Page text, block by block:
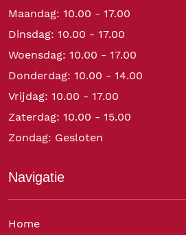
Maandag: 10.00 - 17.00
Dinsdag: 10.00 - 17.00
Woensdag: 10.00 - 17.00
Donderdag: 10.00 - 14.00
Vrijdag: 10.00 - 17.00
Zaterdag: 10.00 - 15.00
Zondag: Gesloten
Navigatie
Home